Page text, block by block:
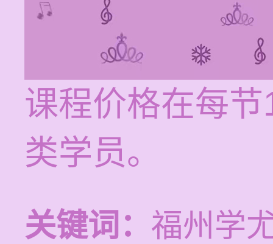
课程价格在每
类学员。
关键词： 福州学